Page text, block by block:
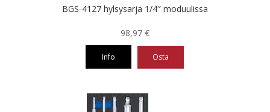
BGS-4127 hylsysarja 1/4″ moduulissa
98,97 €
Info Osta